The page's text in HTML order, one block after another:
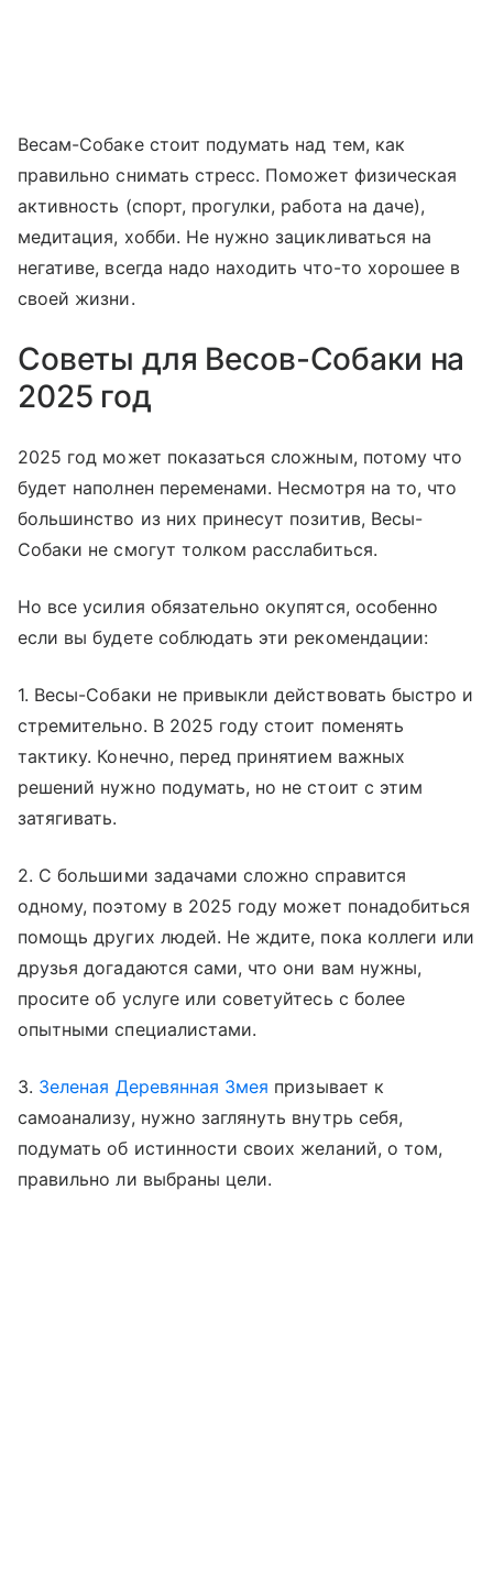
Весам-Собаке стоит подумать над тем, как
правильно снимать стресс. Поможет физическая
активность (спорт, прогулки, работа на даче),
медитация, хобби. Не нужно зацикливаться на
негативе, всегда надо находить что-то хорошее в
своей жизни.
Советы для Весов-Собаки на
2025 год
2025 год может показаться сложным, потому что
будет наполнен переменами. Несмотря на то, что
большинство из них принесут позитив, Весы-
Собаки не смогут толком расслабиться.
Но все усилия обязательно окупятся, особенно
если вы будете соблюдать эти рекомендации:
1. Весы-Собаки не привыкли действовать быстро и
стремительно. В 2025 году стоит поменять
тактику. Конечно, перед принятием важных
решений нужно подумать, но не стоит с этим
затягивать.
2. С большими задачами сложно справится
одному, поэтому в 2025 году может понадобиться
помощь других людей. Не ждите, пока коллеги или
друзья догадаются сами, что они вам нужны,
просите об услуге или советуйтесь с более
опытными специалистами.
3. Зеленая Деревянная Змея призывает к
самоанализу, нужно заглянуть внутрь себя,
подумать об истинности своих желаний, о том,
правильно ли выбраны цели.